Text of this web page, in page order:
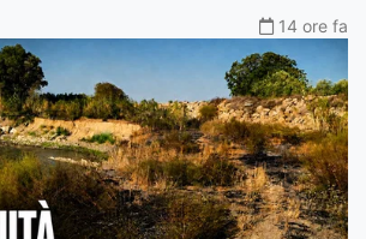
14 ore fa